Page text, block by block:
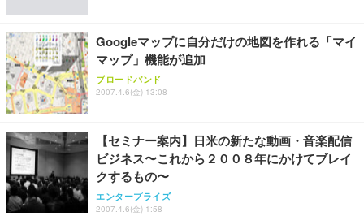
Googleマップに自分だけの地図を作れる「マイ
マップ」機能が追加
ブロードバンド
2007.4.6(金) 13:08
【セミナー案内】日米の新たな動画・音楽配信
ビジネス〜これから２００８年にかけてブレイ
クするもの〜
エンタープライズ
2007.4.6(金) 1:58